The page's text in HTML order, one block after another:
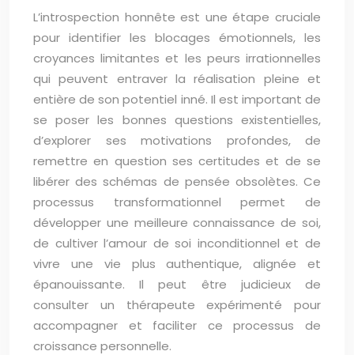
L’introspection honnête est une étape cruciale
pour identifier les blocages émotionnels, les
croyances limitantes et les peurs irrationnelles
qui peuvent entraver la réalisation pleine et
entière de son potentiel inné. Il est important de
se poser les bonnes questions existentielles,
d’explorer ses motivations profondes, de
remettre en question ses certitudes et de se
libérer des schémas de pensée obsolètes. Ce
processus transformationnel permet de
développer une meilleure connaissance de soi,
de cultiver l’amour de soi inconditionnel et de
vivre une vie plus authentique, alignée et
épanouissante. Il peut être judicieux de
consulter un thérapeute expérimenté pour
accompagner et faciliter ce processus de
croissance personnelle.